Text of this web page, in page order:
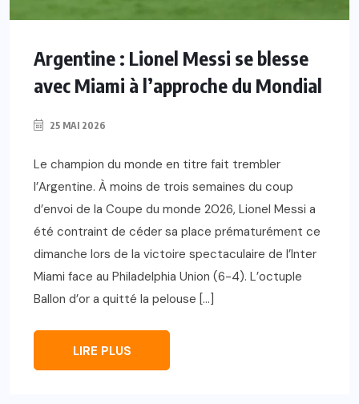
Argentine : Lionel Messi se blesse
avec Miami à l’approche du Mondial
25 MAI 2026
Le champion du monde en titre fait trembler
l’Argentine. À moins de trois semaines du coup
d’envoi de la Coupe du monde 2026, Lionel Messi a
été contraint de céder sa place prématurément ce
dimanche lors de la victoire spectaculaire de l’Inter
Miami face au Philadelphia Union (6-4). L’octuple
Ballon d’or a quitté la pelouse […]
LIRE PLUS